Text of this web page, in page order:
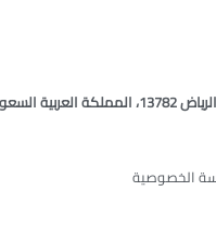
السعودية
الخصوصية